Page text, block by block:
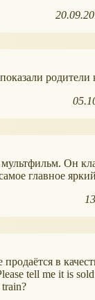
родители
Он
главное
в
tell me it is